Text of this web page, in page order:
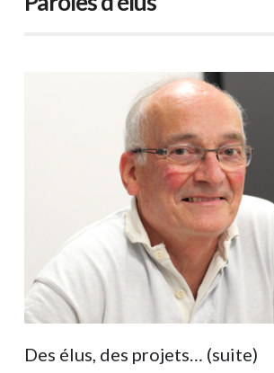
Des élus, des projets… (suite)